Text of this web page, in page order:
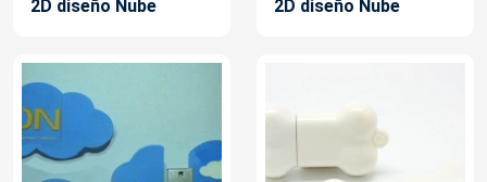
2D diseño Nube
2D diseño Nube